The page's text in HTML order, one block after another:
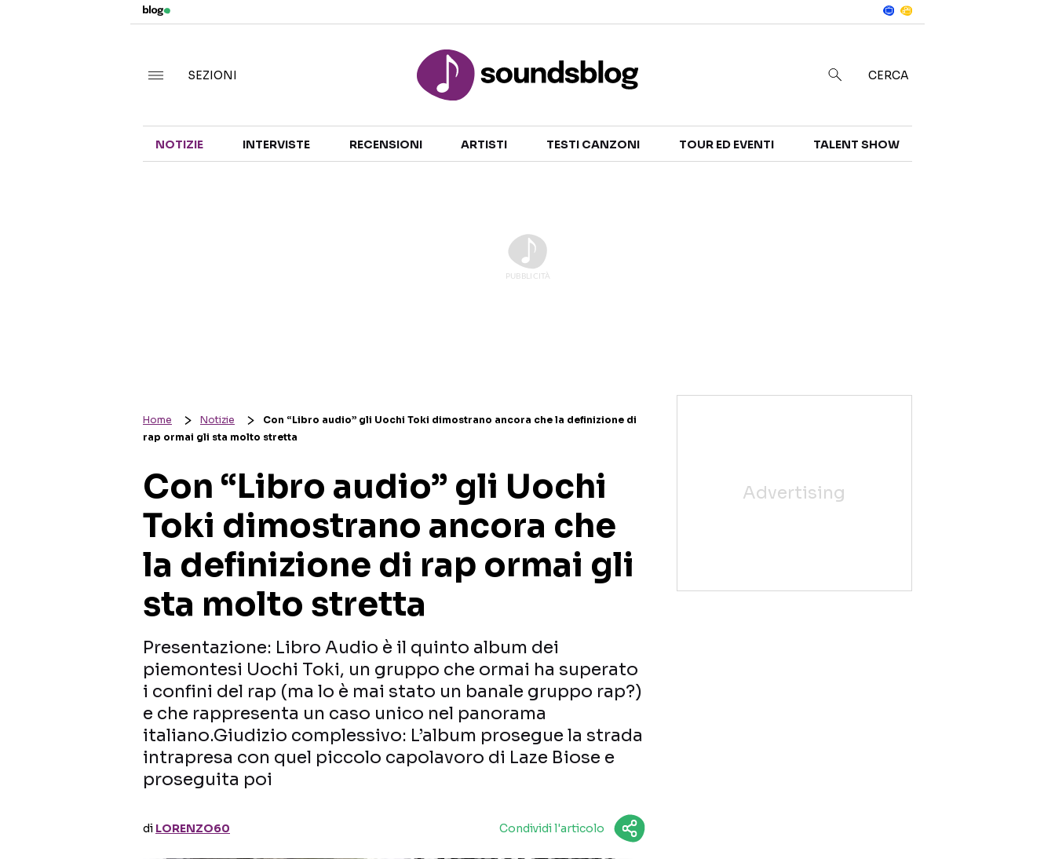
TALENT SHOW
SEZIONI CERCA
NOTIZIE INTERVISTE RECENSIONI ARTISTI TESTI CANZONI TOUR ED EVENTI TALENT SHOW
Home Notizie
Con “Libro audio” gli Uochi Toki dimostrano ancora che la definizione di
rap ormai gli sta molto stretta
Con “Libro audio” gli Uochi
Toki dimostrano ancora che
la definizione di rap ormai gli
sta molto stretta
Presentazione: Libro Audio è il quinto album dei
piemontesi Uochi Toki, un gruppo che ormai ha superato
i confini del rap (ma lo è mai stato un banale gruppo rap?)
e che rappresenta un caso unico nel panorama
italiano.Giudizio complessivo: L’album prosegue la strada
intrapresa con quel piccolo capolavoro di Laze Biose e
proseguita poi
di LORENZO60 Condividi l'articolo